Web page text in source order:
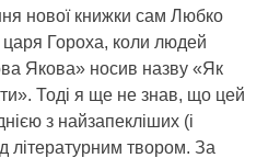
нової книжки сам Любко
Гороха, коли людей
Якова» носив назву «Як
Тоді я ще не знав, що цей
з найзапекліших (і
літературним твором. За